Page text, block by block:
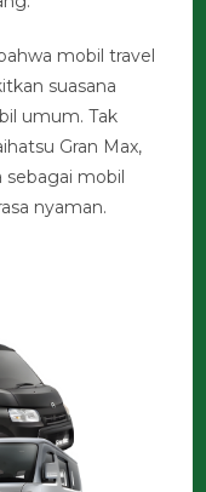
mobil travel
suasana
umum. Tak
Gran Max,
sebagai mobil
nyaman.